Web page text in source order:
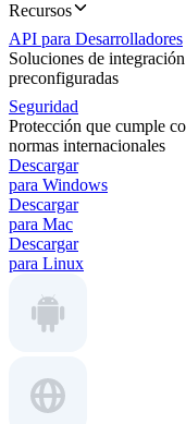
Recursos
API para Desarrolladores
Soluciones de integración
preconfiguradas
Seguridad
Protección que cumple
normas internacionales
Descargar
para Windows
Descargar
para Mac
Descargar
para Linux